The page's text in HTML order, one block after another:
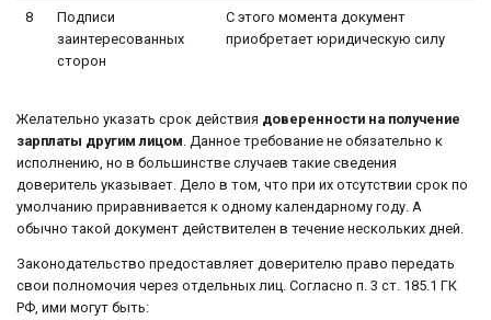
8
Подписи
заинтересованных
сторон
С этого момента документ
приобретает юридическую силу
Желательно указать срок действия доверенности на получение
зарплаты другим лицом . Данное требование не обязательно к
исполнению, но в большинстве случаев такие сведения
доверитель указывает. Дело в том, что при их отсутствии срок по
умолчанию приравнивается к одному календарному году. А
обычно такой документ действителен в течение нескольких дней.
Законодательство предоставляет доверителю право передать
свои полномочия через отдельных лиц. Согласно п. 3 ст. 185.1 ГК
РФ, ими могут быть: